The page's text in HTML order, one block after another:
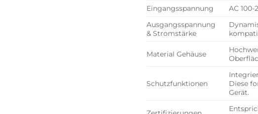
Eingangsspannung
AC
Ausgangsspannung
& Stromstärke
Material Gehäuse
Schutzfunktionen
Diese
Gerät.